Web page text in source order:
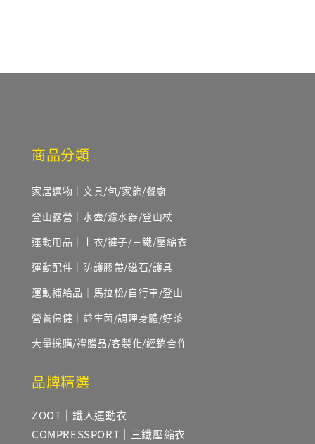
商品分類
家居選物｜文具/包/家飾/餐廚
登山露營｜水壺/濾水器/登山杖
運動用品｜上衣/褲子/三鐵/壓縮衣
運動配件｜防護膠帶/磁石/護具
運動補給品｜馬拉松/自行車/登山
營養保健｜益生菌/調理身體/好茶
大量採購/禮贈品/客製化/經銷合作
品牌精選
ZOOT｜鐵人運動衣
COMPRESSPORT｜三鐵壓縮衣